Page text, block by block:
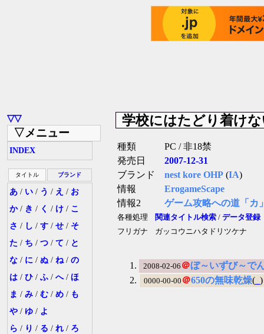
▽▽
▽メニュー
INDEX
タイトル ブランド
あ / い / う / え / お
か/ き / く / け / こ
さ / し / す / せ / そ
た / ち / つ / て / と
な / に / ぬ / ね/ の
は / ひ / ふ / へ/ ほ
ま / み / む / め / も
や / ゆ / よ
ら / り / る / れ / ろ
学校にはたどり着け
種類
PC / 非18禁
発売日
2007-12-31
ブランド
nest kore OHP (IA)
情報
ErogameScape
情報2
ゲーム攻略への道「カ
各種処理 関連タイトル検索 / データ登録
フリガナ
ガッコウニハタドリツケナ
2008-02-06 ＠ぼ～いずび～で
0000-00-00 ＠650の無味乾燥( _